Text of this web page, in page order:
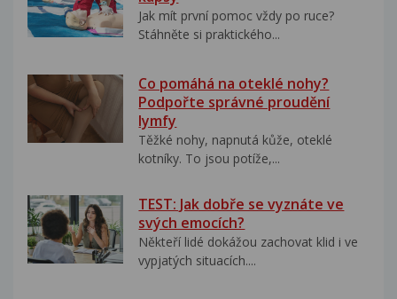
Jak mít první pomoc vždy po ruce?
Stáhněte si praktického...
Co pomáhá na oteklé nohy?
Podpořte správné proudění
lymfy
Těžké nohy, napnutá kůže, oteklé
kotníky. To jsou potíže,...
TEST: Jak dobře se vyznáte ve
svých emocích?
Někteří lidé dokážou zachovat klid i ve
vypjatých situacích....